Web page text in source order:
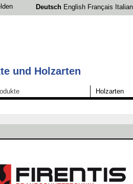
Deutsch English Français
und Holzarten
Holzarten